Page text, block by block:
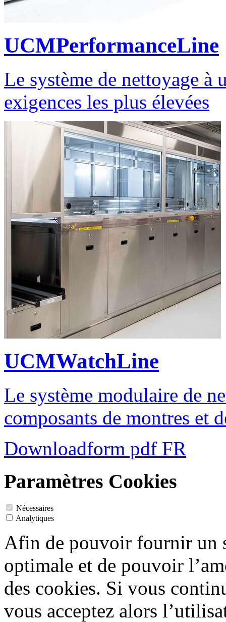
UCMPerformanceLine
Le système de nettoyage à
exigences les plus élevées
UCMWatchLine
Le système modulaire de
composants de montres et
Downloadform pdf FR
Paramètres Cookies
Nécessaires
Analytiques
Afin de pouvoir fournir un
optimale et de pouvoir
des cookies. Si vous
vous acceptez alors